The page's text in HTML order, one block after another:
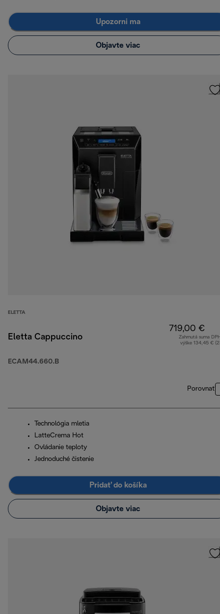
Upozorni ma
Objavte viac
ELETTA
Eletta Cappuccino
ECAM44.660.B
719,00 €
Zahrnutá suma
výške 134,45 €
Porovnať
Technológia mletia
LatteCrema Hot
Ovládanie teploty
Jednoduché čistenie
Pridať do košíka
Objavte viac